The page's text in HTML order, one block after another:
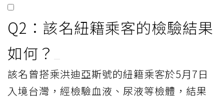
Q2：該名紐籍乘客的檢驗結果
如何？
該名曾搭乘洪迪亞斯號的紐籍乘客於5月7日
入境台灣，經檢驗血液、尿液等檢體，結果